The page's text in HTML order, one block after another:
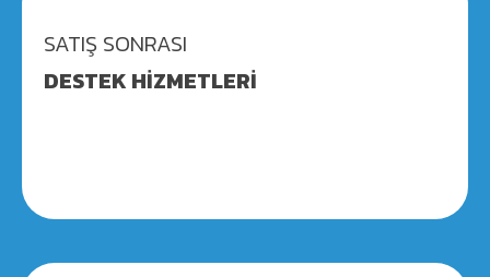
SATIŞ SONRASI
DESTEK HİZMETLERİ